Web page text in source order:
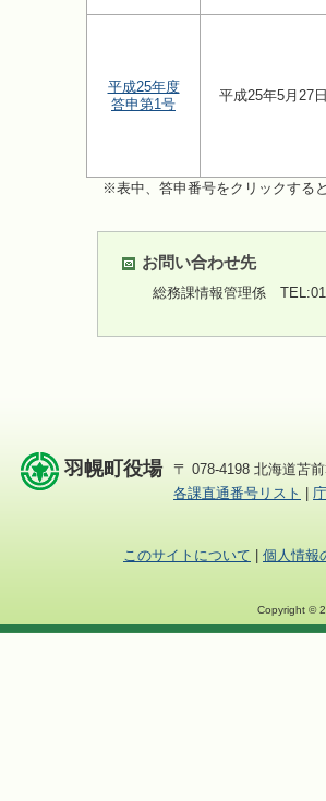
平成25年度
答申第1号
平成25年5月27
※表中、答申番号をクリックする
お問い合わせ先
総務課情報管理係
羽幌町役場
〒 078-4198 北海道苫
各課直通番号リスト
このサイトについて 個人情報
Copyright ©